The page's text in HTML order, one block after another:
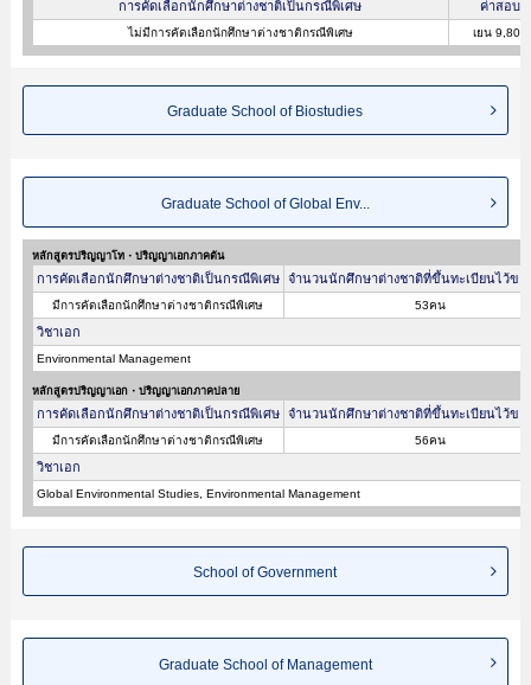
การคัดเลือกนักศึกษาต่างชาติเป็นกรณีพิเศษ ค่าสอบ
ไม่มีการคัดเลือกนักศึกษาต่างชาติกรณีพิเศษ เยน 9,800
Graduate School of Biostudies
Graduate School of Global Env...
หลักสูตรปริญญาโท・ปริญญาเอกภาคต้น
การคัดเลือกนักศึกษาต่างชาติเป็นกรณีพิเศษ จำนวนนักศึกษาต่างชาติที่ขึ้นทะเบียนไว้ขอ
มีการคัดเลือกนักศึกษาต่างชาติกรณีพิเศษ 53คน
วิชาเอก
Environmental Management
หลักสูตรปริญญาเอก・ปริญญาเอกภาคปลาย
การคัดเลือกนักศึกษาต่างชาติเป็นกรณีพิเศษ จำนวนนักศึกษาต่างชาติที่ขึ้นทะเบียนไว้ขอ
มีการคัดเลือกนักศึกษาต่างชาติกรณีพิเศษ 56คน
วิชาเอก
Global Environmental Studies, Environmental Management
School of Government
Graduate School of Management